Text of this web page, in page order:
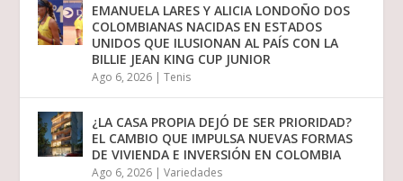
EMANUELA LARES Y ALICIA LONDOÑO DOS
COLOMBIANAS NACIDAS EN ESTADOS
UNIDOS QUE ILUSIONAN AL PAÍS CON LA
BILLIE JEAN KING CUP JUNIOR
Ago 6, 2026 |Tenis
¿LA CASA PROPIA DEJÓ DE SER PRIORIDAD?
EL CAMBIO QUE IMPULSA NUEVAS FORMAS
DE VIVIENDA E INVERSIÓN EN COLOMBIA
Ago 6, 2026 |Variedades